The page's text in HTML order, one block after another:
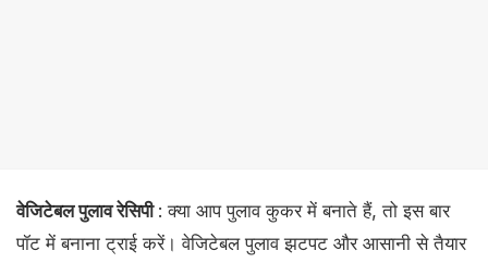
वेजिटेबल पुलाव रेसिपी : क्या आप पुलाव कुकर में बनाते हैं, तो इस बार
पॉट में बनाना ट्राई करें। वेजिटेबल पुलाव झटपट और आसानी से तैयार